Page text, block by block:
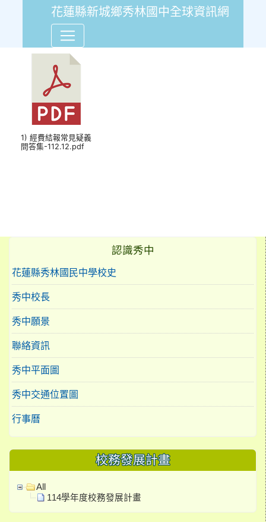
花蓮縣新城鄉秀林國中全球資訊網
經費結報常見疑義問答集-
1) 經費結報常見疑義
問答集-112.12.pdf
認識秀中
花蓮縣秀林國民中學校史
秀中校長
秀中願景
聯絡資訊
秀中平面圖
秀中交通位置圖
行事曆
校務發展計畫
All
114學年度校務發展計畫